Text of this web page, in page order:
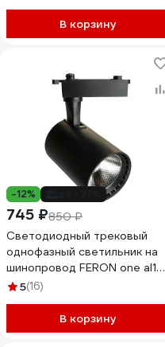
В корзину
-12%
745 ₽850 ₽
Светодиодный трековый
однофазный светильник на
шинопровод FERON one al141
18w 4000k 35 градусов
5(16)
В корзину